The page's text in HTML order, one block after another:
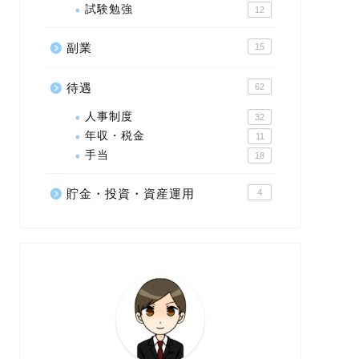
試験勉強 12
副業 15
待遇 62
人事制度 32
年収・税金 11
手当 18
貯金・投資・資産運用 4